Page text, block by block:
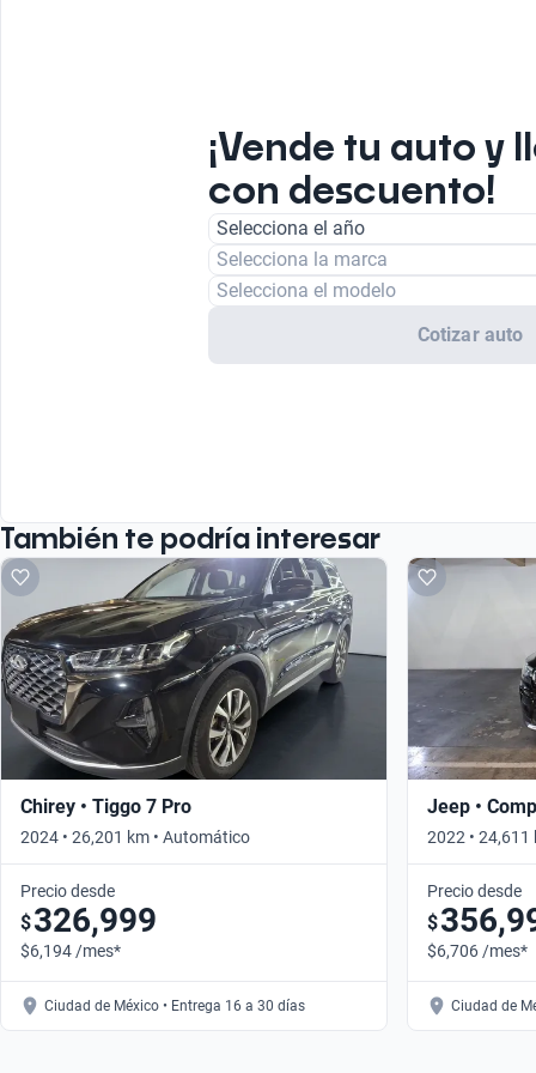
¡Vende tu auto y
con descuento!
Selecciona el año
Selecciona la marca
Selecciona el modelo
Cotizar auto
También te podría interesar
Chirey • Tiggo 7 Pro
2024 • 26,201 km • Automático
Precio desde
$326,999
$6,194 /mes*
Ciudad de México • Entrega 16 a 30 días
Jeep •
2022 •
Precio desde
$
$6,706 /mes*
Ciudad de